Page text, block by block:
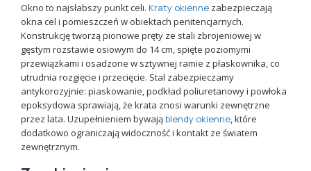
Okno to najsłabszy punkt celi. Kraty okienne zabezpieczają
okna cel i pomieszczeń w obiektach penitencjarnych.
Konstrukcję tworzą pionowe pręty ze stali zbrojeniowej w
gęstym rozstawie osiowym do 14 cm, spięte poziomymi
przewiązkami i osadzone w sztywnej ramie z płaskownika, co
utrudnia rozgięcie i przecięcie. Stal zabezpieczamy
antykorozyjnie: piaskowanie, podkład poliuretanowy i powłoka
epoksydowa sprawiają, że krata znosi warunki zewnętrzne
przez lata. Uzupełnieniem bywająblendy okienne, które
dodatkowo ograniczają widoczność i kontakt ze światem
zewnętrznym.